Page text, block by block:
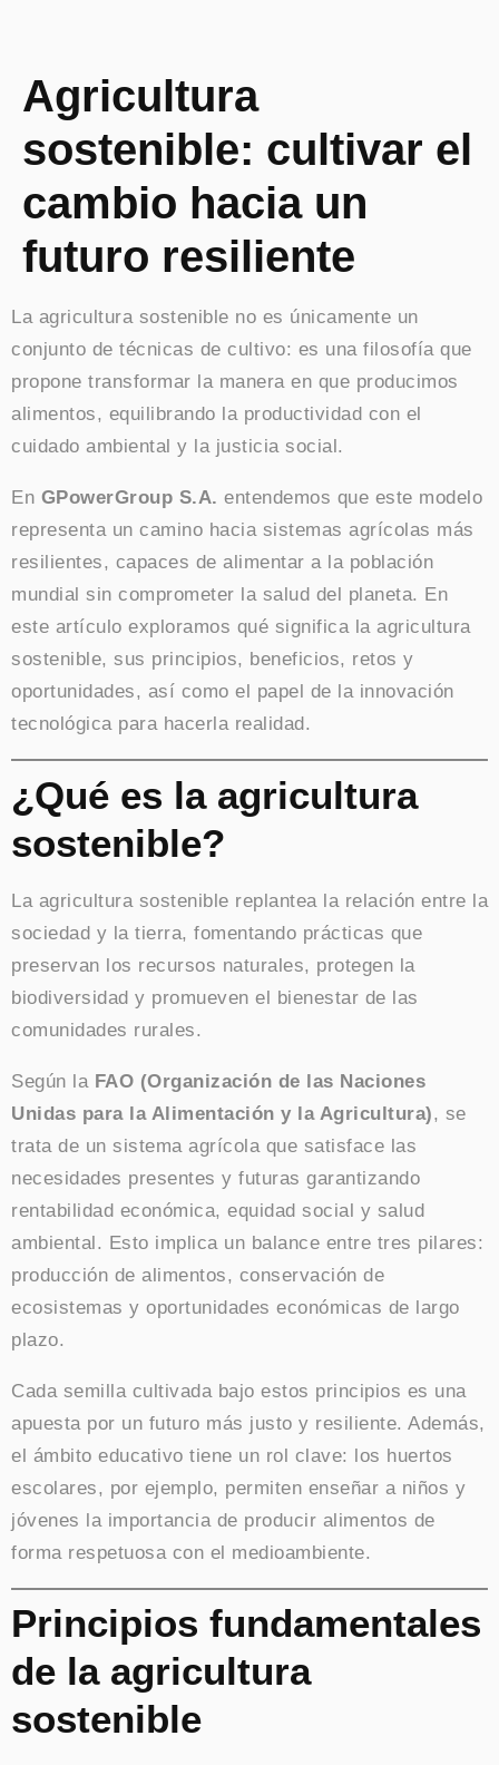
Agricultura
sostenible: cultivar el
cambio hacia un
futuro resiliente
La agricultura sostenible no es únicamente un
conjunto de técnicas de cultivo: es una filosofía que
propone transformar la manera en que producimos
alimentos, equilibrando la productividad con el
cuidado ambiental y la justicia social.
En GPowerGroup S.A. entendemos que este modelo
representa un camino hacia sistemas agrícolas más
resilientes, capaces de alimentar a la población
mundial sin comprometer la salud del planeta. En
este artículo exploramos qué significa la agricultura
sostenible, sus principios, beneficios, retos y
oportunidades, así como el papel de la innovación
tecnológica para hacerla realidad.
¿Qué es la agricultura
sostenible?
La agricultura sostenible replantea la relación entre la
sociedad y la tierra, fomentando prácticas que
preservan los recursos naturales, protegen la
biodiversidad y promueven el bienestar de las
comunidades rurales.
Según la FAO (Organización de las Naciones
Unidas para la Alimentación y la Agricultura), se
trata de un sistema agrícola que satisface las
necesidades presentes y futuras garantizando
rentabilidad económica, equidad social y salud
ambiental. Esto implica un balance entre tres pilares:
producción de alimentos, conservación de
ecosistemas y oportunidades económicas de largo
plazo.
Cada semilla cultivada bajo estos principios es una
apuesta por un futuro más justo y resiliente. Además,
el ámbito educativo tiene un rol clave: los huertos
escolares, por ejemplo, permiten enseñar a niños y
jóvenes la importancia de producir alimentos de
forma respetuosa con el medioambiente.
Principios fundamentales
de la agricultura
sostenible